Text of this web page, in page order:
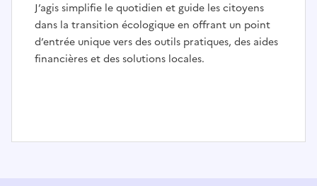
J’agis simplifie le quotidien et guide les citoyens
dans la transition écologique en offrant un point
d’entrée unique vers des outils pratiques, des aides
financières et des solutions locales.